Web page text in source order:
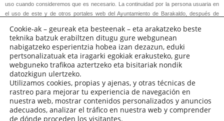
uso cuando consideremos que es necesario. La continuidad por la persona usuaria en
el uso de este y de otros portales web del Ayuntamiento de Barakaldo, después de
Cookie-ak – geureak eta besteenak – eta arakatzeko beste
teknika batzuk erabiltzen ditugu gure webgunean
nabigatzeko esperientzia hobea izan dezazun, eduki
pertsonalizatuak eta iragarki egokiak erakusteko, gure
webguneko trafikoa aztertzeko eta bisitariak nondik
datozkigun ulertzeko.
Utilizamos cookies, propias y ajenas, y otras técnicas de
rastreo para mejorar tu experiencia de navegación en
nuestra web, mostrar contenidos personalizados y anuncios
adecuados, analizar el tráfico en nuestra web y comprender
de dónde proceden los visitantes.